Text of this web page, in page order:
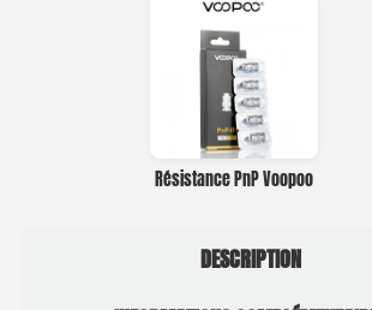
Résistance PnP Voopoo
DESCRIPTION